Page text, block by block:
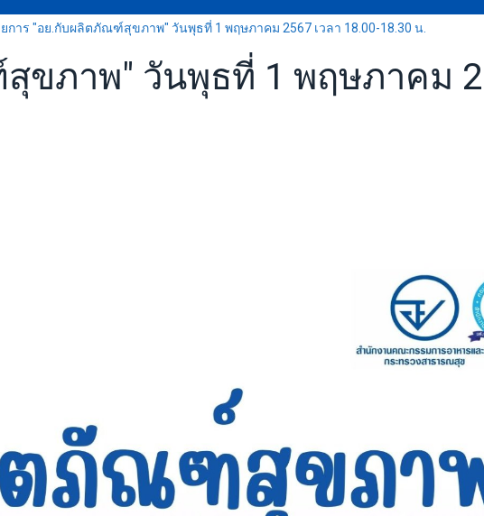
การ "อย.กับผลิตภัณฑ์สุขภาพ" วันพุธที่ 1 พฤษภาคม 2567 เวลา 18.00-18.30 น.
ขภาพ" วันพุธที่ 1 พฤษภาคม